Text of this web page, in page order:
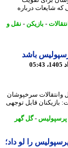
درباره
-بازیکن -نقل و
باشد
سرخپوشان
قابل توجهی
-گل گهر
را لو داد؛